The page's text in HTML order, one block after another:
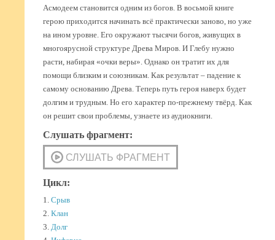
Асмодеем становится одним из богов. В восьмой книге
герою приходится начинать всё практически заново, но уже
на ином уровне. Его окружают тысячи богов, живущих в
многоярусной структуре Древа Миров. И Глебу нужно
расти, набирая «очки веры». Однако он тратит их для
помощи близким и союзникам. Как результат – падение к
самому основанию Древа. Теперь путь героя наверх будет
долгим и трудным. Но его характер по-прежнему твёрд. Как
он решит свои проблемы, узнаете из аудиокниги.
Слушать фрагмент:
Цикл:
1. Срыв
2. Клан
3. Долг